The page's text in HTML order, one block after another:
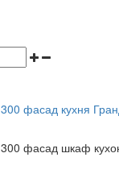
фасад кухня
фасад шкаф